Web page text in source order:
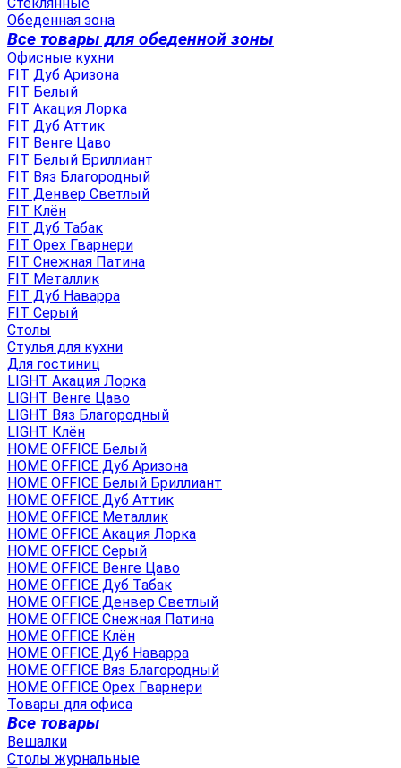
Обеденная зона
Все товары для обеденной зоны
Офисные кухни
FIT Дуб Аризона
FIT Белый
FIT Акация Лорка
FIT Дуб Аттик
FIT Венге Цаво
FIT Белый Бриллиант
FIT Вяз Благородный
FIT Денвер Светлый
FIT Клён
FIT Дуб Табак
FIT Орех Гварнери
FIT Снежная Патина
FIT Металлик
FIT Дуб Наварра
FIT Серый
Столы
Стулья для кухни
Для гостиниц
LIGHT Акация Лорка
LIGHT Венге Цаво
LIGHT Вяз Благородный
LIGHT Клён
HOME OFFICE Белый
HOME OFFICE Дуб Аризона
HOME OFFICE Белый Бриллиант
HOME OFFICE Дуб Аттик
HOME OFFICE Металлик
HOME OFFICE Акация Лорка
HOME OFFICE Серый
HOME OFFICE Венге Цаво
HOME OFFICE Дуб Табак
HOME OFFICE Денвер Светлый
HOME OFFICE Снежная Патина
HOME OFFICE Клён
HOME OFFICE Дуб Наварра
HOME OFFICE Вяз Благородный
HOME OFFICE Орех Гварнери
Товары для офиса
Все товары
Вешалки
Столы журнальные